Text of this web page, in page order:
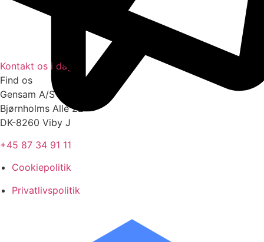
Kontakt os i dag
Find os
Gensam A/S
Bjørnholms Allé 22
DK-8260 Viby J
+45 87 34 91 11
Cookiepolitik
Privatlivspolitik